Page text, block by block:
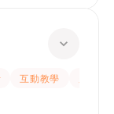
互動教學